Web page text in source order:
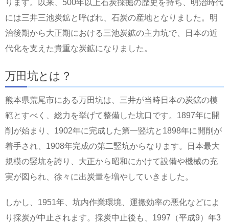
ります。以来、500年以上石炭採掘の歴史を持ち、明治時代
には三井三池炭鉱と呼ばれ、石炭の産地となりました。明
治後期から大正期における三池炭鉱の主力坑で、日本の近
代化を支えた貴重な炭鉱になりました。
万田坑とは？
熊本県荒尾市にある万田坑は、三井が当時日本の炭鉱の模
範とすべく、総力を挙げて整備した坑口です。1897年に開
削が始まり、1902年に完成した第一竪坑と1898年に開削が
着手され、1908年完成の第二竪坑からなります。日本最大
規模の竪坑を誇り、大正から昭和にかけて設備や機械の充
実が図られ、徐々に出炭量を増やしていきました。
しかし、1951年、坑内作業環境、運搬効率の悪化などによ
り採炭が中止されます。採炭中止後も、1997（平成9）年3